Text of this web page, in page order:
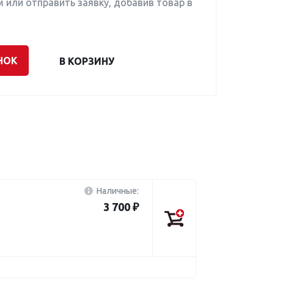
или отправить заявку, добавив товар в
В КОРЗИНУ
Наличные:
3 700 ₽